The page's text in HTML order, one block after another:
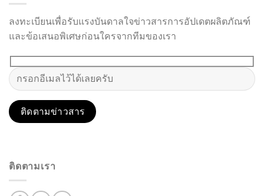
ลงทะเบียนเพื่อรับแรงบันดาลใจข่าวสารการอัปเดตผลิตภัณฑ์
และข้อเสนอพิเศษก่อนใครจากทีมของเรา
ติดตามเรา